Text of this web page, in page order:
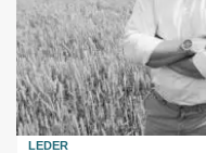
LEDER